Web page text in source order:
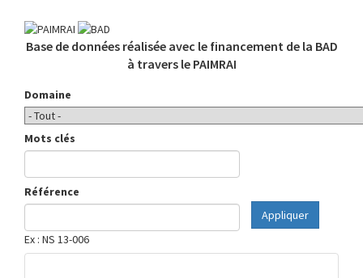
Base de données réalisée avec le financement de la BAD
à travers le PAIMRAI
Domaine
Mots clés
Référence
Ex : NS 13-006
Appliquer